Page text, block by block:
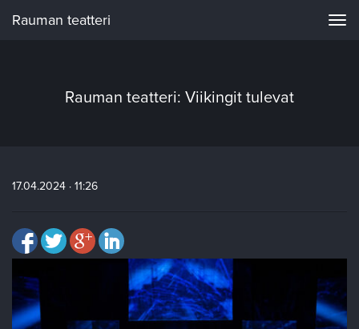
Rauman teatteri
Rauman teatteri: Viikingit tulevat
17.04.2024 · 11:26